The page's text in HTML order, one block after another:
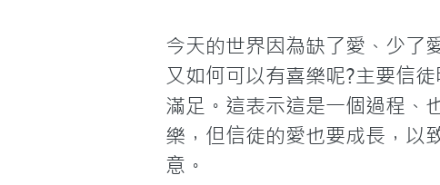
今天的世界因為缺了愛、少了
又如何可以有喜樂呢?主要信
滿足。這表示這是一個過程、
樂，但信徒的愛也要成長，以
意。